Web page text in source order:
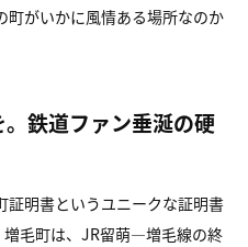
町がいかに風情ある場所なのか
鉄道ファン垂涎の硬
証明書というユニークな証明書
毛町は、JR留萌―増毛線の終